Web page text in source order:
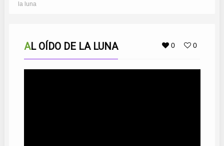
la luna
0 0
AL OÍDO DE LA LUNA